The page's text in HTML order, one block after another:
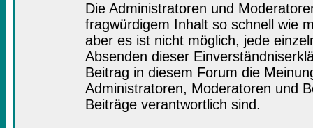
Die Administratoren und
fragwürdigem Inhalt so schnell wie
aber es ist nicht möglich, jede
Absenden dieser
Beitrag in diesem Forum die
Administratoren, Moderatoren und
Beiträge verantwortlich sind.